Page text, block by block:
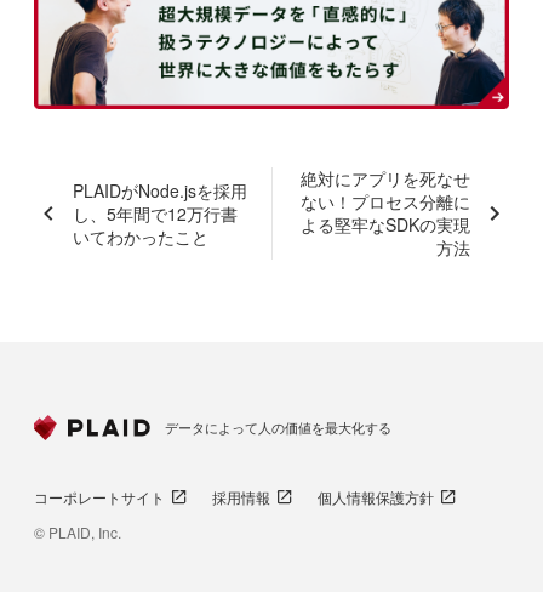
PLAIDがNode.jsを採用
し、5年間で12万行書
いてわかったこと
絶対にアプリを死なせ
ない！プロセス分離に
よる堅牢なSDKの実現
方法
データによって人の価値を最大化する
コーポレートサイト 採用情報
個人情報保護方針
© PLAID, Inc.